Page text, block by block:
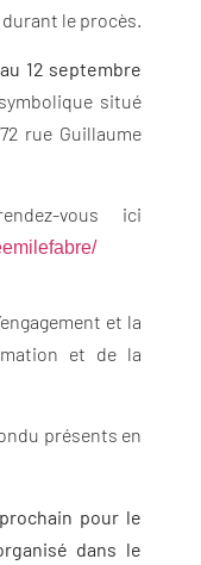
le procès.
12 septembre
situé
rue Guillaume
vous ici
et la
et de la
présents en
pour le
dans le